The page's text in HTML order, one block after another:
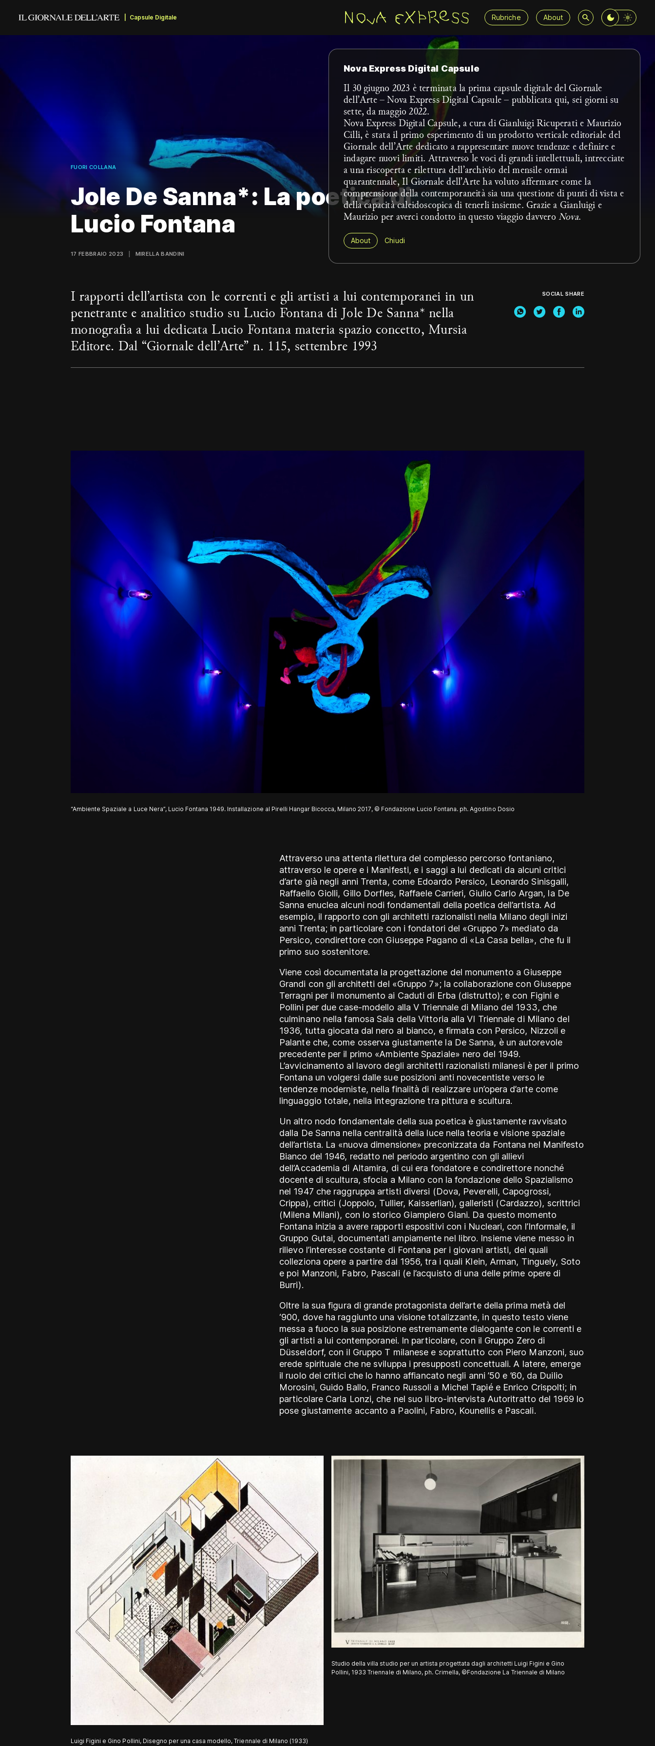
Rubriche About
Capsule Digitale
Nova Express Digital Capsule
Il 30 giugno 2023 è terminata la prima capsule digitale del Giornale
dell’Arte – Nova Express Digital Capsule – pubblicata qui, sei giorni su
sette, da maggio 2022.
Nova Express Digital Capsule, a cura di Gianluigi Ricuperati e Maurizio
Cilli, è stata il primo esperimento di un prodotto verticale editoriale del
Giornale dell’Arte dedicato a rappresentare nuove tendenze e definire e
indagare nuovi limiti. Attraverso le voci di grandi intellettuali, intrecciate
a una riscoperta e rilettura dell’archivio del mensile ormai
quarantennale, Il Giornale dell’Arte ha voluto affermare come la
comprensione della contemporaneità sia una questione di punti di vista e
della capacità caleidoscopica di tenerli insieme. Grazie a Gianluigi e
Maurizio per averci condotto in questo viaggio davvero Nova.
About Chiudi
FUORI COLLANA
Jole De Sanna*: La poetica di
Lucio Fontana
17 FEBBRAIO 2023 MIRELLA BANDINI
I rapporti dell’artista con le correnti e gli artisti a lui contemporanei in un
penetrante e analitico studio su Lucio Fontana di Jole De Sanna* nella
monografia a lui dedicata Lucio Fontana materia spazio concetto, Mursia
Editore. Dal “Giornale dell’Arte” n. 115, settembre 1993
SOCIAL SHARE
“Ambiente Spaziale a Luce Nera”, Lucio Fontana 1949. Installazione al Pirelli Hangar Bicocca, Milano 2017, © Fondazione Lucio Fontana. ph. Agostino Dosio
Attraverso una attenta rilettura del complesso percorso fontaniano,
attraverso le opere e i Manifesti, e i saggi a lui dedicati da alcuni critici
d’arte già negli anni Trenta, come Edoardo Persico, Leonardo Sinisgalli,
Raffaello Giolli, Gillo Dorfles, Raffaele Carrieri, Giulio Carlo Argan, la De
Sanna enuclea alcuni nodi fondamentali della poetica dell’artista. Ad
esempio, il rapporto con gli architetti razionalisti nella Milano degli inizi
anni Trenta; in particolare con i fondatori del «Gruppo 7» mediato da
Persico, condirettore con Giuseppe Pagano di «La Casa bella», che fu il
primo suo sostenitore.
Viene così documentata la progettazione del monumento a Giuseppe
Grandi con gli architetti del «Gruppo 7»; la collaborazione con Giuseppe
Terragni per il monumento ai Caduti di Erba (distrutto); e con Figini e
Pollini per due case-modello alla V Triennale di Milano del 1933, che
culminano nella famosa Sala della Vittoria alla VI Triennale di Milano del
1936, tutta giocata dal nero al bianco, e firmata con Persico, Nizzoli e
Palante che, come osserva giustamente la De Sanna, è un autorevole
precedente per il primo «Ambiente Spaziale» nero del 1949.
L’avvicinamento al lavoro degli architetti razionalisti milanesi è per il primo
Fontana un volgersi dalle sue posizioni anti novecentiste verso le
tendenze moderniste, nella finalità di realizzare un’opera d’arte come
linguaggio totale, nella integrazione tra pittura e scultura.
Un altro nodo fondamentale della sua poetica è giustamente ravvisato
dalla De Sanna nella centralità della luce nella teoria e visione spaziale
dell’artista. La «nuova dimensione» preconizzata da Fontana nel Manifesto
Bianco del 1946, redatto nel periodo argentino con gli allievi
dell’Accademia di Altamira, di cui era fondatore e condirettore nonché
docente di scultura, sfocia a Milano con la fondazione dello Spazialismo
nel 1947 che raggruppa artisti diversi (Dova, Peverelli, Capogrossi,
Crippa), critici (Joppolo, Tullier, Kaisserlian), galleristi (Cardazzo), scrittrici
(Milena Milani), con lo storico Giampiero Giani. Da questo momento
Fontana inizia a avere rapporti espositivi con i Nucleari, con l’Informale, il
Gruppo Gutai, documentati ampiamente nel libro. Insieme viene messo in
rilievo l’interesse costante di Fontana per i giovani artisti, dei quali
colleziona opere a partire dal 1956, tra i quali Klein, Arman, Tinguely, Soto
e poi Manzoni, Fabro, Pascali (e l’acquisto di una delle prime opere di
Burri).
Oltre la sua figura di grande protagonista dell’arte della prima metà del
‘900, dove ha raggiunto una visione totalizzante, in questo testo viene
messa a fuoco la sua posizione estremamente dialogante con le correnti e
gli artisti a lui contemporanei. In particolare, con il Gruppo Zero di
Düsseldorf, con il Gruppo T milanese e soprattutto con Piero Manzoni, suo
erede spirituale che ne sviluppa i presupposti concettuali. A latere, emerge
il ruolo dei critici che lo hanno affiancato negli anni ’50 e ’60, da Duilio
Morosini, Guido Ballo, Franco Russoli a Michel Tapié e Enrico Crispolti; in
particolare Carla Lonzi, che nel suo libro-intervista Autoritratto del 1969 lo
pose giustamente accanto a Paolini, Fabro, Kounellis e Pascali.
Luigi Figini e Gino Pollini, Disegno per una casa modello, Triennale di Milano (1933)
Studio della villa studio per un artista progettata dagli architetti Luigi Figini e Gino
Pollini, 1933 Triennale di Milano, ph. Crimella, ©Fondazione La Triennale di Milano